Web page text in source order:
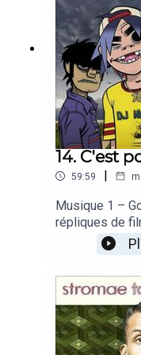
5 – Keep
sorties du
14. C'est
59:59 |
Musique 1 –
répliques de
le Grand
pour se faire
TifMusique 3 –
longueKenny
Naotaro
DelphineAntho
revoir + fin —